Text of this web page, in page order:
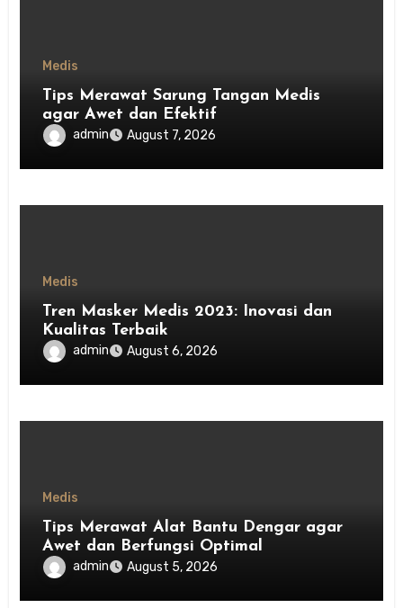
Medis
Tips Merawat Sarung Tangan Medis
agar Awet dan Efektif
admin August 7, 2026
Medis
Tren Masker Medis 2023: Inovasi dan
Kualitas Terbaik
admin August 6, 2026
Medis
Tips Merawat Alat Bantu Dengar agar
Awet dan Berfungsi Optimal
admin August 5, 2026